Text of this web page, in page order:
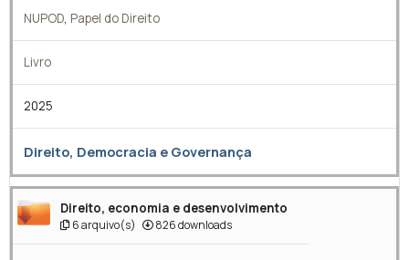
NUPOD, Papel do Direito
Livro
2025
Direito, Democracia e Governança
Direito, economia e desenvolvimento
6 arquivo(s) 826 downloads